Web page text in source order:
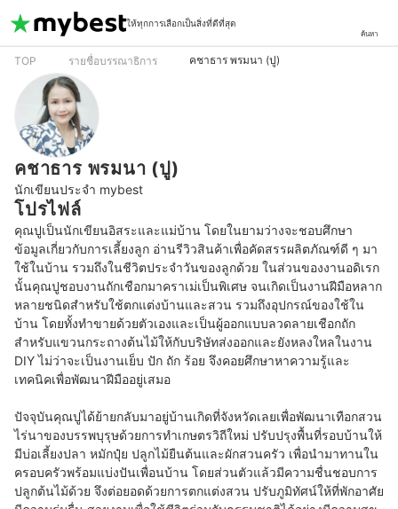
ให้ทุกการเลือกเป็นสิ่งที่ดีที่สุด
ค้นหา
TOP รายชื่อบรรณาธิการ คชาธาร พรมนา (ปู)
คชาธาร พรมนา (ปู)
นักเขียนประจำ mybest
โปรไฟล์
คุณปูเป็นนักเขียนอิสระและแม่บ้าน โดยในยามว่างจะชอบศึกษา
ข้อมูลเกี่ยวกับการเลี้ยงลูก อ่านรีวิวสินค้าเพื่อคัดสรรผลิตภัณฑ์ดี ๆ มา
ใช้ในบ้าน รวมถึงในชีวิตประจำวันของลูกด้วย ในส่วนของงานอดิเรก
นั้นคุณปูชอบงานถักเชือกมาคราเม่เป็นพิเศษ จนเกิดเป็นงานฝีมือหลาก
หลายชนิดสำหรับใช้ตกแต่งบ้านและสวน รวมถึงอุปกรณ์ของใช้ใน
บ้าน โดยทั้งทำขายด้วยตัวเองและเป็นผู้ออกแบบลวดลายเชือกถัก
สำหรับแขวนกระถางต้นไม้ให้กับบริษัทส่งออกและยังหลงใหลในงาน
DIY ไม่ว่าจะเป็นงานเย็บ ปัก ถัก ร้อย จึงคอยศึกษาหาความรู้และ
เทคนิคเพื่อพัฒนาฝีมืออยู่เสมอ
ปัจจุบันคุณปูได้ย้ายกลับมาอยู่บ้านเกิดที่จังหวัดเลยเพื่อพัฒนาเทือกสวน
ไร่นาของบรรพบุรุษด้วยการทำเกษตรวิถีใหม่ ปรับปรุงพื้นที่รอบบ้านให้
มีบ่อเลี้ยงปลา หมักปุ๋ย ปลูกไม้ยืนต้นและผักสวนครัว เพื่อนำมาทานใน
ครอบครัวพร้อมแบ่งปันเพื่อนบ้าน โดยส่วนตัวแล้วมีความชื่นชอบการ
ปลูกต้นไม้ด้วย จึงต่อยอดด้วยการตกแต่งสวน ปรับภูมิทัศน์ให้ที่พักอาศัย